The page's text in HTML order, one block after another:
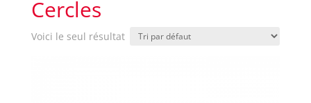
Cercles
Voici le seul résultat